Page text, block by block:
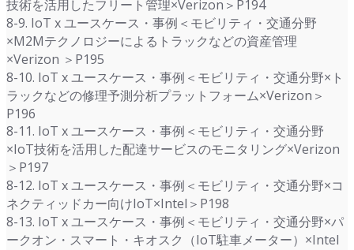
技術を活用したフリート管理×Verizon＞P194
8-9. IoT x ユースケース・事例＜モビリティ・交通分野
×M2Mテクノロジーによるトラックなどの資産管理
×Verizon ＞P195
8-10. IoT x ユースケース・事例＜モビリティ・交通分野×ト
ラックなどの修理予測分析プラットフォーム×Verizon＞
P196
8-11. IoT x ユースケース・事例＜モビリティ・交通分野
×IoT技術を活用した配達サービスのモニタリング×Verizon
＞P197
8-12. IoT x ユースケース・事例＜モビリティ・交通分野×コ
ネクティッドカー向けIoT×Intel＞P198
8-13. IoT x ユースケース・事例＜モビリティ・交通分野×パ
ークオン・スマート・キオスク（IoT駐車メーター）×Intel